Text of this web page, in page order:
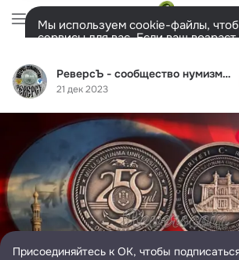
РеверсЪ - сообщество нумизматов
21 дек 2023
Мы используем cookie-файлы,
сервисы для вас. Если ваш возраст
представитель.
Разрешить все Настроить
Лента Участники
Дополнительная
2 498 Обсуждаемые
Присоединяйтесь к ОК, чтобы